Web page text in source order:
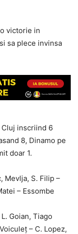
victorie in
sa plece invinsa
Cluj inscriind 6
8, Dinamo pe
doar 1.
Mevlja, S. Filip –
– Essombe
Goian, Tiago
– C. Lopez,